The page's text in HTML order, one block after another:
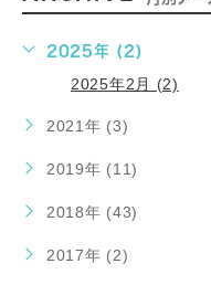
2025年 (2)
2025年2月 (2)
2021年 (3)
2019年 (11)
2018年 (43)
2017年 (2)